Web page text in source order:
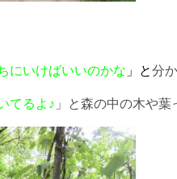
にいけばいいのかな 」と分
てるよ♪ 」と森の中の木や葉